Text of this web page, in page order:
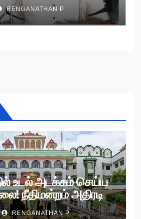
RENGANATHAN P
உடல் அடக்கம் செய்ய
நீதிமன்றம் அதிரடி
RENGANATHAN P